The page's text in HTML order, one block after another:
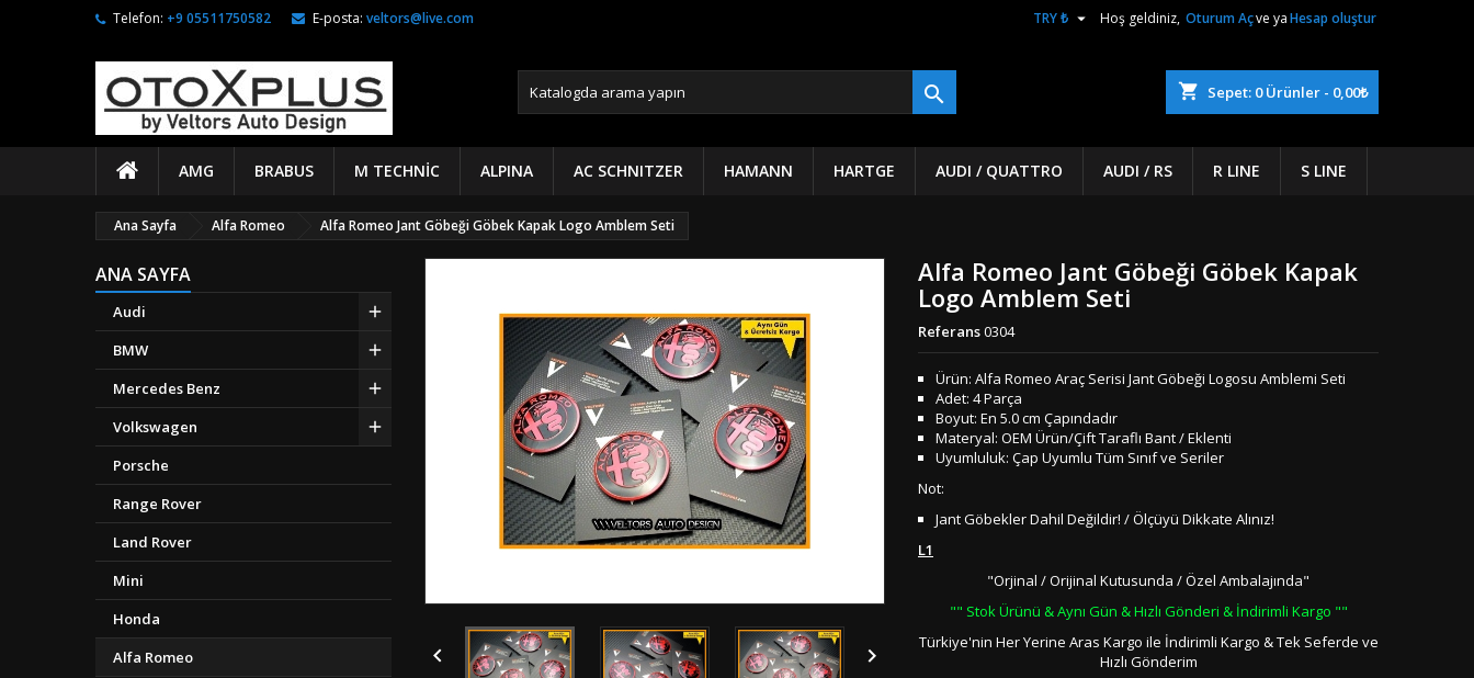
Telefon: +9 05511750582 E-posta: veltors@live.com Hoş geldiniz, Oturum Açve yaHesap oluştur
TRY ₺ 
shopping_cart Sepet: 0Ürünler - 0,00₺

AMG BRABUS M TECHNIC ALPINA AC SCHNITZER HAMANN HARTGE AUDI / QUATTRO AUDI / RS R LINE S LINE
Ana Sayfa Alfa Romeo Alfa Romeo Jant Göbeği Göbek Kapak Logo Amblem Seti
ANA SAYFA
Audi
BMW
Mercedes Benz
Volkswagen
Porsche
Range Rover
Land Rover
Mini
Honda
Alfa Romeo
 
Alfa Romeo Jant Göbeği Göbek Kapak
Logo Amblem Seti
Referans0304
Ürün: Alfa Romeo Araç Serisi Jant Göbeği Logosu Amblemi Seti
Adet: 4 Parça
Boyut: En 5.0 cm Çapındadır
Materyal: OEM Ürün/Çift Taraflı Bant / Eklenti
Uyumluluk: Çap Uyumlu Tüm Sınıf ve Seriler
Not:
Jant Göbekler Dahil Değildir! / Ölçüyü Dikkate Alınız!
L1
"Orjinal / Orijinal Kutusunda / Özel Ambalajında"
"" Stok Ürünü & Aynı Gün & Hızlı Gönderi & İndirimli Kargo ""
Türkiye'nin Her Yerine Aras Kargo ile İndirimli Kargo & Tek Seferde ve
Hızlı Gönderim